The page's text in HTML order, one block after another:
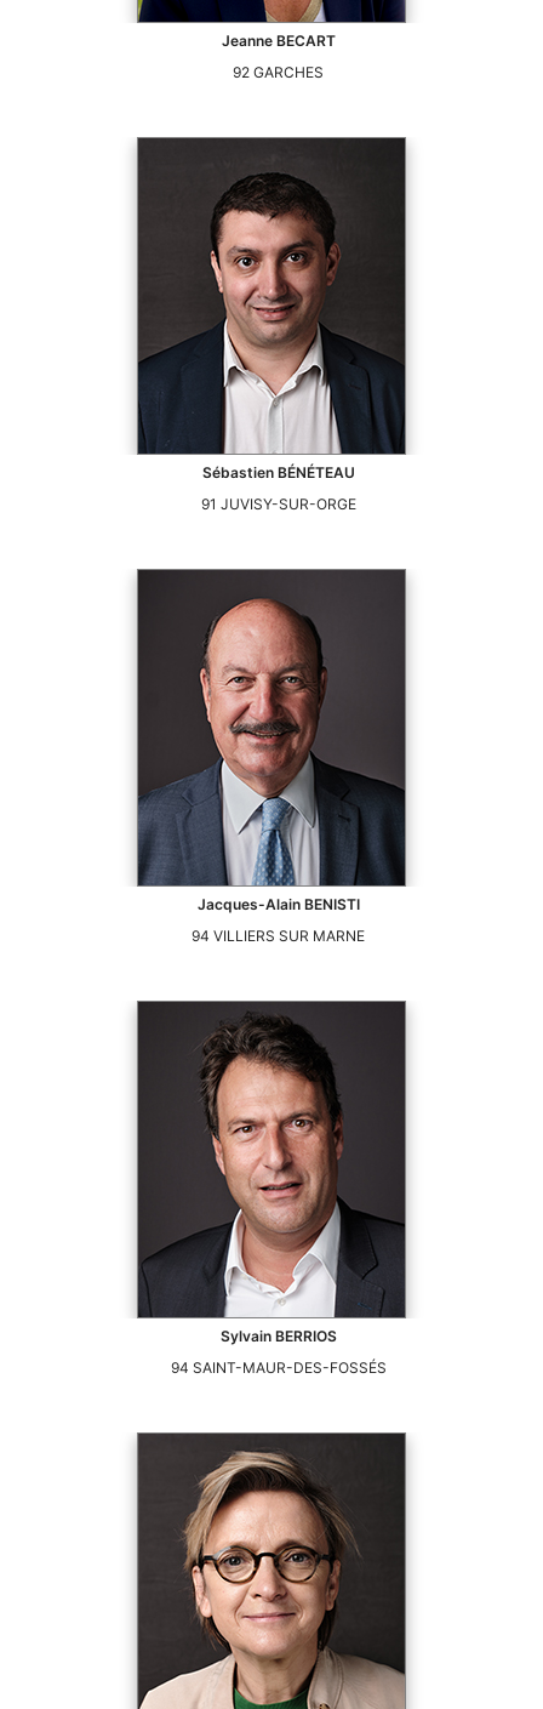
Jeanne BECART
92 GARCHES
Sébastien BÉNÉTEAU
91 JUVISY-SUR-ORGE
Jacques-Alain BENISTI
94 VILLIERS SUR MARNE
Sylvain BERRIOS
94 SAINT-MAUR-DES-FOSSÉS